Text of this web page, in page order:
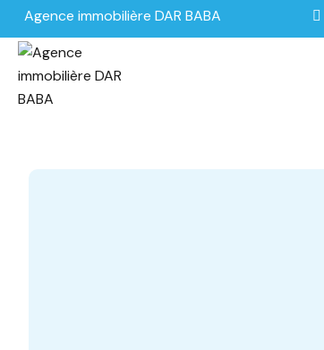
Agence immobilière DAR BABA